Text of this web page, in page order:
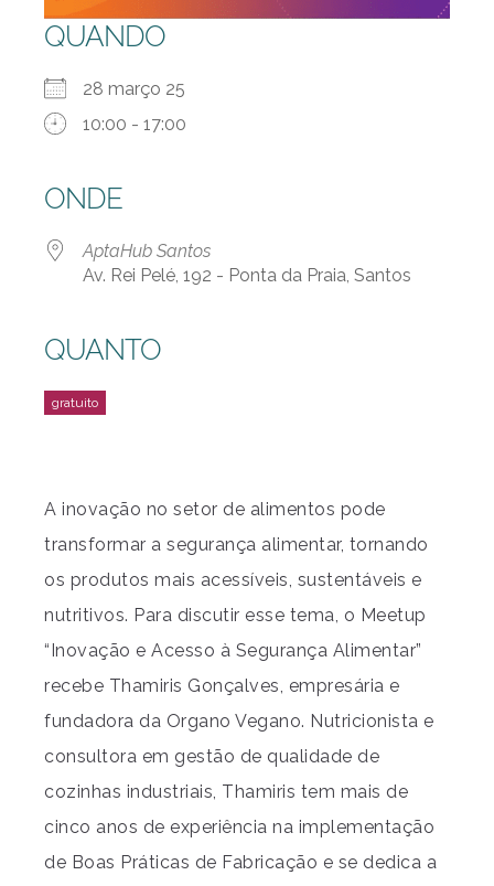
QUANDO
28 março 25
10:00 - 17:00
ONDE
AptaHub Santos
Av. Rei Pelé, 192 - Ponta da Praia, Santos
QUANTO
A inovação no setor de alimentos pode
transformar a segurança alimentar, tornando
os produtos mais acessíveis, sustentáveis e
nutritivos. Para discutir esse tema, o Meetup
“Inovação e Acesso à Segurança Alimentar”
recebe Thamiris Gonçalves, empresária e
fundadora da Organo Vegano. Nutricionista e
consultora em gestão de qualidade de
cozinhas industriais, Thamiris tem mais de
cinco anos de experiência na implementação
de Boas Práticas de Fabricação e se dedica a